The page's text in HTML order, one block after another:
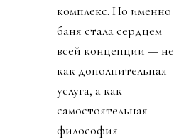
комплекс. Но именно
баня стала сердцем
всей концепции — не
как дополнительная
услуга, а как
самостоятельная
философия